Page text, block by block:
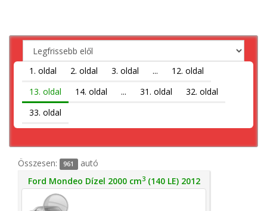
1. oldal 2. oldal 3. oldal ...
12. oldal
13. oldal
14. oldal ... 31. oldal
32. oldal
33. oldal
Összesen: 961
autó
Ford Mondeo Dízel 2000 cm3(140 LE) 2012